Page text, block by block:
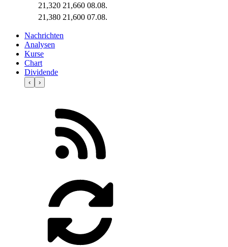
21,320 21,660 08.08.
21,380 21,600 07.08.
Nachrichten
Analysen
Kurse
Chart
Dividende
‹ ›